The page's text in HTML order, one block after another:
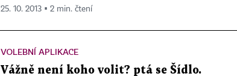
25. 10. 2013 ▪ 2 min. čtení
VOLEBNÍ APLIKACE
Vážně není koho volit? ptá se Šídlo.